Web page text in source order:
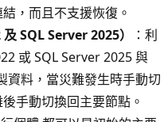
，而且不支援恢復。
SQL Server 2025）
：利
或 SQL Server 2025 與
資料，當災難發生時手動切
手動切換回主要節點。